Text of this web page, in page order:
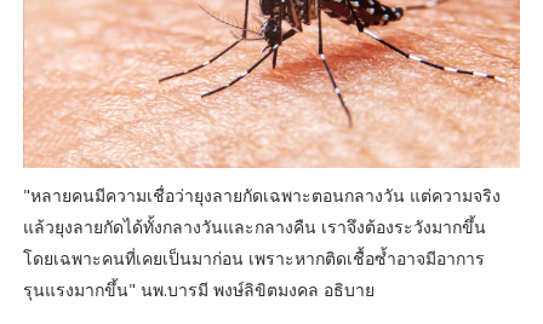
"หลายคนมีความเชื่อว่ายุงลายกัดเฉพาะตอนกลางวัน แต่ความจริง
แล้วยุงลายกัดได้ทั้งกลางวันและกลางคืน เราจึงต้องระวังมากขึ้น
โดยเฉพาะคนที่เคยเป็นมาก่อน เพราะหากติดเชื้อซ้ำอาจมีอาการ
รุนแรงมากขึ้น" นพ.บารมี พงษ์ลิขิตมงคล อธิบาย